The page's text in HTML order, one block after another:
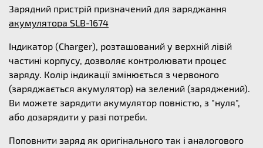
Зарядний пристрій призначений для заряджання
акумулятора SLB-1674
Індикатор (Charger), розташований у верхній лівій
частині корпусу, дозволяє контролювати процес
заряду. Колір індикації змінюється з червоного
(заряджається акумулятор) на зелений (заряджений).
Ви можете зарядити акумулятор повністю, з "нуля",
або дозарядити у разі потреби.
Поповнити заряд як оригінального так і аналогового